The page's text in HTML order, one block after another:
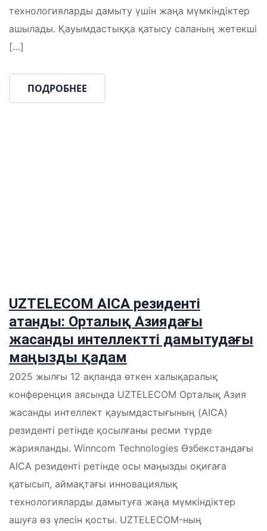
технологияларды дамыту үшін жаңа мүмкіндіктер
ашылады. Қауымдастыққа қатысу саланың жетекші
[…]
ПОДРОБНЕЕ
UZTELECOM AICA резиденті
атанды: Орталық Азиядағы
жасанды интеллектті дамытудағы
маңызды қадам
2025 жылғы 12 ақпанда өткен халықаралық
конференция аясында UZTELECOM Орталық Азия
жасанды интеллект қауымдастығының (AICA)
резиденті ретінде қосылғаны ресми түрде
жарияланды. Winncom Technologies Өзбекстандағы
AICA резиденті ретінде осы маңызды оқиғаға
қатысып, аймақтағы инновациялық
технологияларды дамытуға жаңа мүмкіндіктер
ашуға өз үлесін қосты. UZTELECOM-ның